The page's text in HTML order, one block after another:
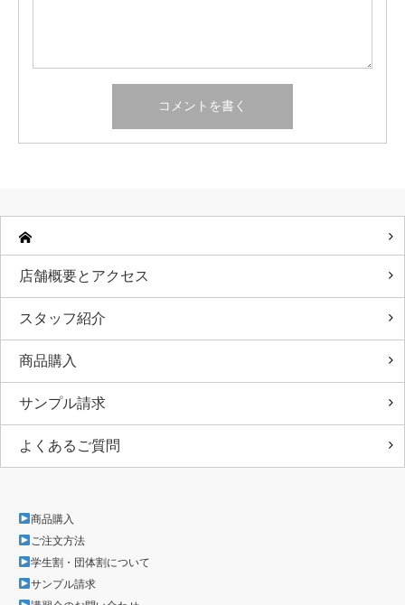
店舗概要とアクセス
スタッフ紹介
商品購入
サンプル請求
よくあるご質問
商品購入
ご注文方法
学生割・団体割について
サンプル請求